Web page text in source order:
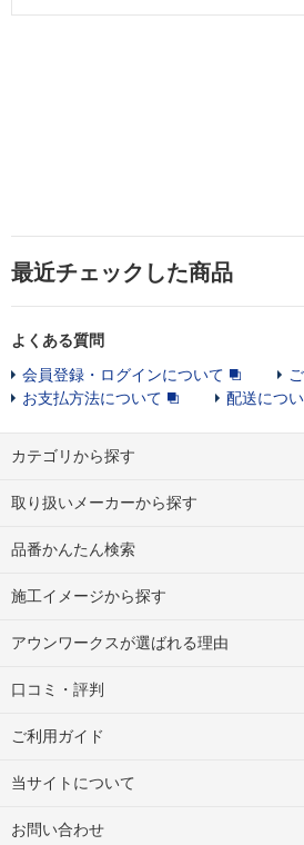
最近チェックした商品
よくある質問
会員登録・ログインについて
お支払方法について
配送につ
カテゴリから探す
取り扱いメーカーから探す
品番かんたん検索
施工イメージから探す
アウンワークスが選ばれる理由
口コミ・評判
ご利用ガイド
当サイトについて
お問い合わせ